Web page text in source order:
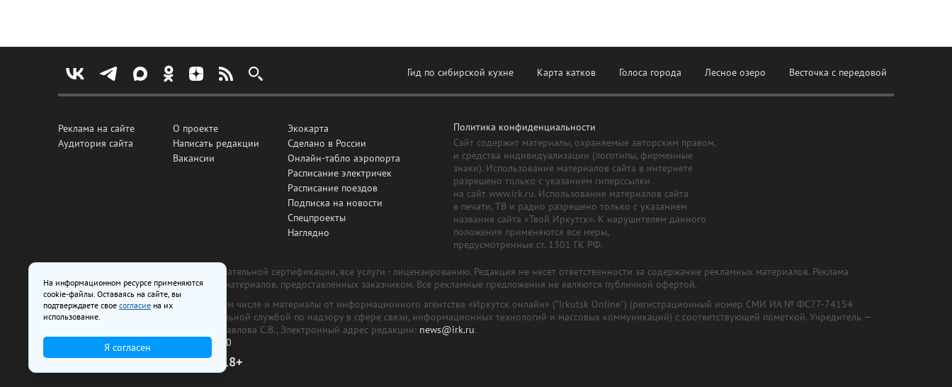
Гид по сибирской кухне Карта катков Голоса города Лесное озеро Весточка с передовой
Реклама на сайте
Аудитория сайта
О проекте
Написать редакции
Вакансии
Экокарта
Сделано в России
Онлайн-табло аэропорта
Расписание электричек
Расписание поездов
Подписка на новости
Спецпроекты
Наглядно
Политика конфиденциальности
Сайт содержит материалы, охраняемые авторским правом,
и средства индивидуализации (логотипы, фирменные
знаки). Использование материалов сайта в интернете
разрешено только с указанием гиперссылки
на сайт www.irk.ru. Использование материалов сайта
в печати, ТВ и радио разрешено только с указанием
названия сайта «Твой Иркутск». К нарушителям данного
положения применяются все меры,
предусмотренные ст. 1301 ГК РФ.
Все рекламные товары подлежат обязательной сертификации, все услуги - лицензированию. Редакция не несет ответственности за содержание рекламных материалов. Реклама
изготовлена и размещена на основе материалов, предоставленных заказчиком. Все рекламные предложения не являются публичной офертой.
На сайте www.irk.ru размещаются в том числе и материалы от информационного агентства «Иркутск онлайн» ("Irkutsk Online") (регистрационный номер СМИ ИА № ФС77-74154
от 29 октября 2018 г., выдан Федеральной службой по надзору в сфере связи, информационных технологий и массовых коммуникаций) с соответствующей пометкой. Учредитель —
ООО «Ирк.ру». Главный редактор — Павлова С.В., Электронный адрес редакции: news@irk.ru.
Телефон редакции:
+7 (3952) 48-88-50
18+
На информационном ресурсе применяются
cookie-файлы. Оставаясь на сайте, вы
подтверждаете свое согласие на их
использование.
Я согласен